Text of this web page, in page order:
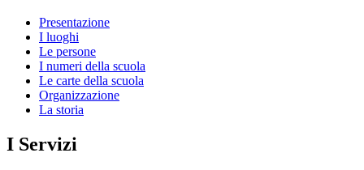
Presentazione
I luoghi
Le persone
I numeri della scuola
Le carte della scuola
Organizzazione
La storia
I Servizi